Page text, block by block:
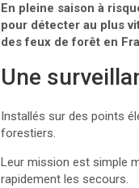
En pleine saison à
pour détecter au plus
des feux de forêt en
Une
Installés sur des points
forestiers.
Leur mission est simple
rapidement les secours.